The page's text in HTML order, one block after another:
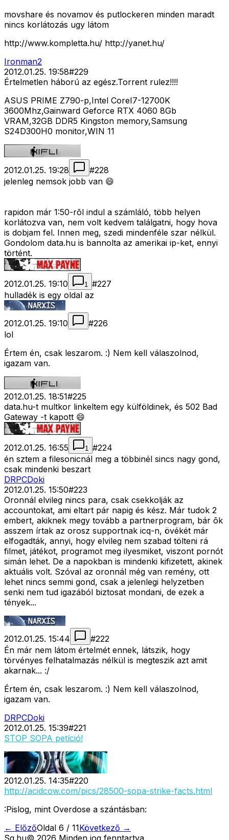
movshare és novamov és putlockeren minden maradt
nincs korlátozás ugy látom
http://www.kompletta.hu/ http://yanet.hu/
Ironman2
2012.01.25. 19:58#229
Értelmetlen háború az egész.Torrent rulez!!!!
ASUS PRIME Z790-p,Intel CoreI7-12700K
3600Mhz,Gainward Geforce RTX 4060 8Gb
VRAM,32GB DDR5 Kingston memory,Samsung
S24D300H0 monitor,WIN 11
2012.01.25. 19:28 #228
jelenleg nemsok jobb van 😄
rapidon már 1:50-rõl indul a számláló, több helyen
korlátozva van, nem volt kedvem találgatni, hogy hova
is dobjam fel. Innen meg, szedi mindenféle szar nélkül.
Gondolom data.hu is bannolta az amerikai ip-ket, ennyi
történt.
2012.01.25. 19:10 1 #227
hulladék is egy oldal az
2012.01.25. 19:10 #226
lol
Értem én, csak leszarom. :) Nem kell válaszolnod,
igazam van.
2012.01.25. 18:51#225
data.hu-t multkor linkeltem egy külföldinek, és 502 Bad
Gateway -t kapott 😄
2012.01.25. 16:55 1 #224
én sztem a filesonicnál meg a többinél sincs nagy gond,
csak mindenki beszart
DRPCDoki
2012.01.25. 15:50#223
Oronnál elvileg nincs para, csak csekkolják az
accountokat, ami eltart pár napig és kész. Már tudok 2
embert, akiknek megy tovább a partnerprogram, bár õk
asszem írtak az orosz supportnak icq-n, övékét már
elfogadták, annyi, hogy elvileg nem szabad tölteni rá
filmet, játékot, programot meg ilyesmiket, viszont pornót
simán lehet. De a napokban is mindenki kifizetett, akinek
aktuális volt. Szóval az oronnál még van remény, ott
lehet nincs semmi gond, csak a jelenlegi helyzetben
senki nem tud igazából biztosat mondani, de ezek a
tények...
2012.01.25. 15:44 #222
Én már nem látom értelmét ennek, látszik, hogy
törvényes felhatalmazás nélkül is megteszik azt amit
akarnak... :/
Értem én, csak leszarom. :) Nem kell válaszolnod,
igazam van.
DRPCDoki
2012.01.25. 15:39#221
STOP SOPA petíció!
2012.01.25. 14:35#220
http://acidcow.com/pics/28500-sopa-strike-facts.html
:Pislog, mint Overdose a szántásban:
← ElőzőOldal 6 / 11Következő →